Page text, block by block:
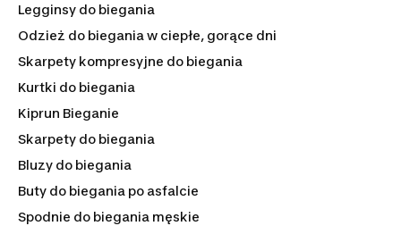
Legginsy do biegania
Odzież do biegania w ciepłe, gorące dni
Skarpety kompresyjne do biegania
Kurtki do biegania
Kiprun Bieganie
Skarpety do biegania
Bluzy do biegania
Buty do biegania po asfalcie
Spodnie do biegania męskie